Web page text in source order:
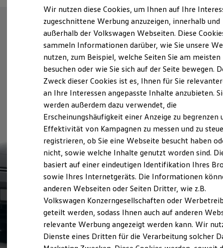
Elektroautos
ID. Tutorials
Elektrofahrzeugkonzepte
Reichweite
Reichweite der ID. Modelle
Reichweite im Winter
Laden
Laden unterwegs
Laden Zuhause
Ladezeitensimulator
Batterie
Sicherheit
Garantie und Lebensdauer
Nachhaltigkeit
Technologie
Kosten und Kauf
Verbrauchskosten
Kaufoptionen
E-Auto-Förderung
Software und Konnektivität
Die ID. Software 6
ID. Software Versionen und Updates
Digitale Extras
Schnittstellen zu Ihrem ID.
Wir nutzen diese Cookies, um Ihnen auf Ihre
zugeschnittene Werbung anzuzeigen, innerhalb und
außerhalb der Volkswagen Webseiten. Diese
sammeln Informationen darüber, wie Sie unsere
nutzen, zum Beispiel, welche Seiten Sie am meisten
besuchen oder wie Sie sich auf der Seite bewegen.
Zweck dieser Cookies ist es, Ihnen für Sie
an Ihre Interessen angepasste Inhalte anzubieten.
werden außerdem dazu verwendet, die
Erscheinungshäufigkeit einer Anzeige zu begrenzen
Effektivität von Kampagnen zu messen und zu
registrieren, ob Sie eine Webseite besucht haben
nicht, sowie welche Inhalte genutzt worden sind.
basiert auf einer eindeutigen Identifikation Ihres
sowie Ihres Internetgeräts. Die Informationen
anderen Webseiten oder Seiten Dritter, wie z.B.
Volkswagen Konzerngesellschaften oder
geteilt werden, sodass Ihnen auch auf anderen
relevante Werbung angezeigt werden kann. Wir
Dienste eines Dritten für die Verarbeitung solcher